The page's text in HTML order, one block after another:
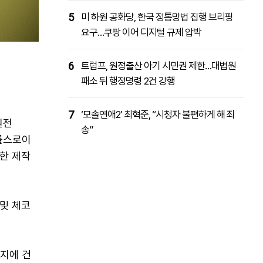
로이
제작
체코
에 건
5
미 하원 공화당, 한국 정통망법 집행 브리핑
요구…쿠팡 이어 디지털 규제 압박
6 트럼프, 원정출산 아기 시민권 제한…대법원
패소 뒤 행정명령 2건 강행
7 ‘모솔연애2’ 최혁준, “시청자 불편하게 해 죄
송”